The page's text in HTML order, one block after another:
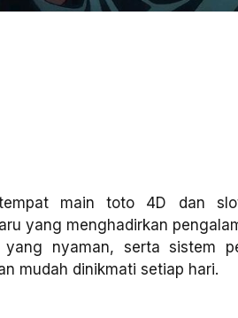
main toto 4D dan
yang menghadirkan
nyaman, serta sistem
mudah dinikmati setiap hari.